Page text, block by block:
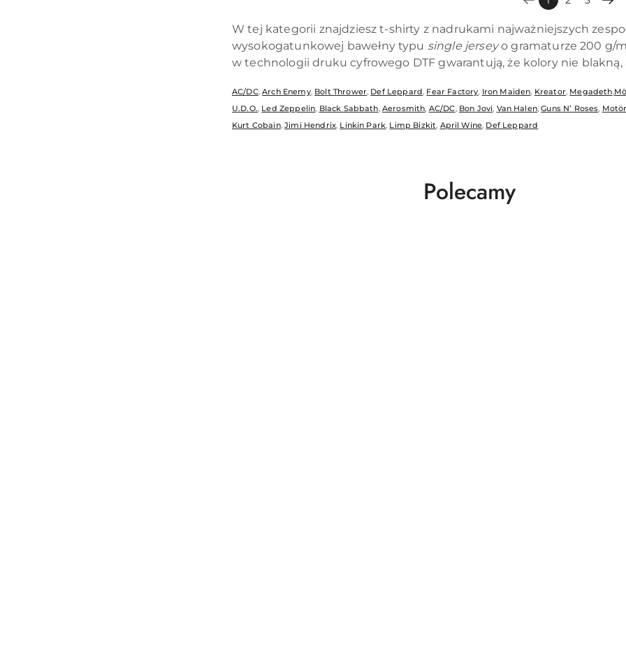
obniżką
W tej kategorii znajdziesz t-shirty z nadrukami najważniejszych
wysokogatunkowej bawełny typu single jerseyo gramaturze 200 g/
w technologii druku cyfrowego DTF gwarantują, że kolory nie blakną,
AC/DC,Arch Enemy, Bolt Thrower, Def Leppard, Fear Factory, Iron Maiden, Kreator, Megadeth,
U.D.O., Led Zeppelin, Black Sabbath, Aerosmith, AC/DC, Bon Jovi, Van Halen,Guns N’ Roses,
Kurt Cobain,Jimi Hendrix, Linkin Park, Limp Bizkit, April Wine, Def Leppard
Produkty
Polecamy